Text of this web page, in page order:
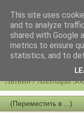
Latvijas azerbaidžāņu
Латвии / Azerbaijan
This site uses
and to analyze
shared with Google
metrics to ensure
statistics, and to